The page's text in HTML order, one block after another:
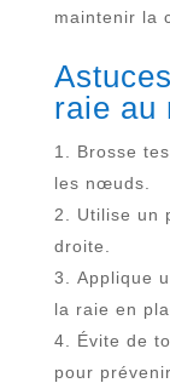
maintenir la
raie au
Brosse
les nœuds.
Utilise un
droite.
Applique
la raie en
Évite de
pour